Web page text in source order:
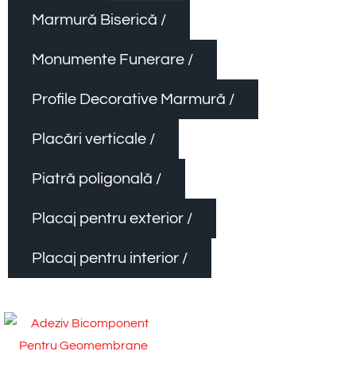
Marmură Biserică /
Monumente Funerare /
Profile Decorative Marmură /
Placări verticale /
Piatră poligonală /
Placaj pentru exterior /
Placaj pentru interior /